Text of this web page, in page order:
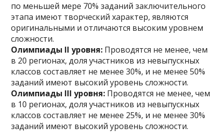
по меньшей мере 70% заданий заключительного
этапа имеют творческий характер, являются
оригинальными и отличаются высоким уровнем
сложности.
Олимпиады II уровня: Проводятся не менее, чем
в 20 регионах, доля участников из невыпускных
классов составляет не менее 30%, и не менее 50%
заданий имеют высокий уровень сложности.
Олимпиады III уровня: Проводятся не менее, чем
в 10 регионах, доля участников из невыпускных
классов составляет не менее 25%, и не менее 30%
заданий имеют высокий уровень сложности.